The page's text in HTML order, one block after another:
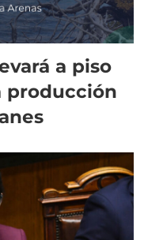
a piso
producción